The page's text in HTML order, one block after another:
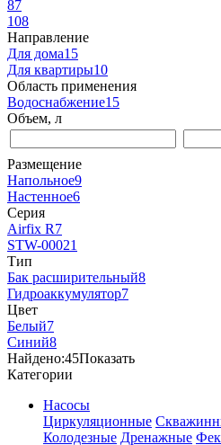
87
108
Направление
Для дома15
Для квартиры10
Область применения
Водоснабжение15
Объем, л
Размещение
Напольное9
Настенное6
Серия
Airfix R7
STW-00021
Тип
Бак расширительный8
Гидроаккумулятор7
Цвет
Белый7
Синий8
Найдено:45Показать
Категории
Насосы
Циркуляционные
Колодезные Дренажные